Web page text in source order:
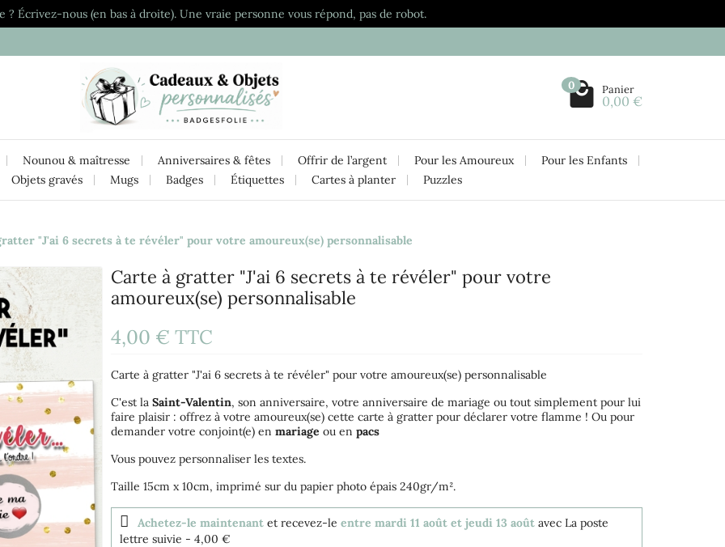
? Écrivez-nous (en bas à droite). Une vraie personne vous répond, pas de robot.
0 Panier
0,00 €
Nounou & maîtresse Anniversaires & fêtes Offrir de l’argent Pour les Amoureux
Pour les Enfants
Objets gravés
Mugs Badges Étiquettes Cartes à planter Puzzles
"J'ai 6 secrets à te révéler" pour votre amoureux(se) personnalisable
Carte à gratter "J'ai 6 secrets à te révéler" pour votre
amoureux(se) personnalisable
4,00 €TTC
Carte à gratter "J'ai 6 secrets à te révéler" pour votre amoureux(se) personnalisable
C'est laSaint-Valentin, son anniversaire, votre anniversaire de mariage ou tout simplement pour lui
faire plaisir : offrez à votre amoureux(se) cette carte à gratter pour déclarer votre flamme ! Ou pour
demander votre conjoint(e) enmariage ou enpacs
Vous pouvez personnaliser les textes.
Taille 15cm x 10cm, imprimé sur du papier photo épais 240gr/m².
Achetez-le maintenant et recevez-leentre mardi 11 août et jeudi 13 août avec La poste
lettre suivie - 4,00 €